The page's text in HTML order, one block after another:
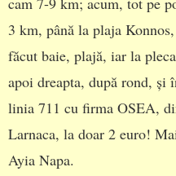
3 km, până la plaja
făcut baie, plajă, iar la
apoi dreapta, după rond,
linia 711 cu firma OSEA,
Larnaca, la doar 2 euro!
Ayia Napa.